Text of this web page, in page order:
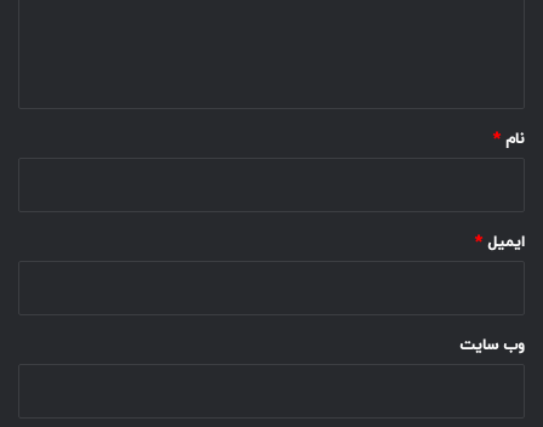
نام *
ایمیل *
وب‌ سایت